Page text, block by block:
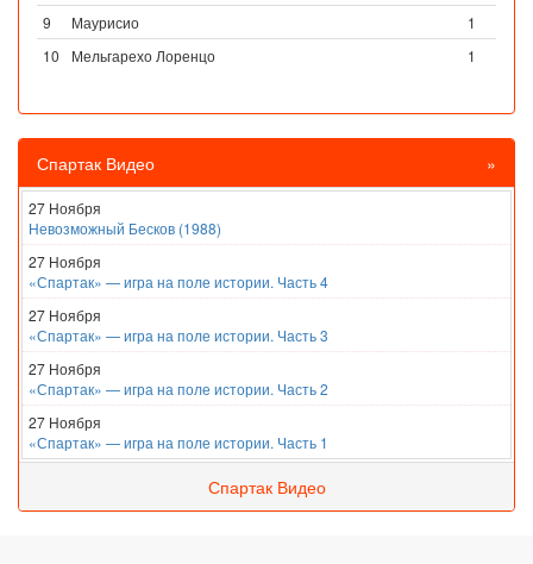
9
Маурисио
1
10
Мельгарехо Лоренцо 1
Спартак Видео »
27 Ноября
Невозможный Бесков (1988)
27 Ноября
«Спартак» — игра на поле истории. Часть 4
27 Ноября
«Спартак» — игра на поле истории. Часть 3
27 Ноября
«Спартак» — игра на поле истории. Часть 2
27 Ноября
«Спартак» — игра на поле истории. Часть 1
Спартак Видео